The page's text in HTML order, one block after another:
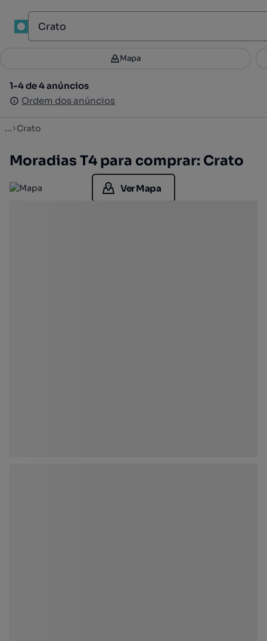
Filtros 3
1-4 de 4 anúncios
Ordem dos anúncios
Mapa
1-4 de 4 anúncios
Ordem dos anúncios
... Crato
Moradias T4 para comprar: Crato
Ver Mapa